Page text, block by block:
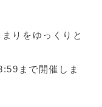
りをゆっくりと
まで開催しま